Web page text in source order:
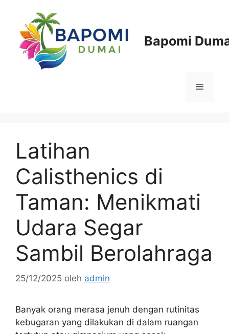
Bapomi
Menu
Latihan
Calisthenics di
Taman: Menikmati
Udara Segar
Sambil Berolahraga
25/12/2025 oleh admin
Banyak orang merasa jenuh dengan rutinitas
kebugaran yang dilakukan di dalam ruangan